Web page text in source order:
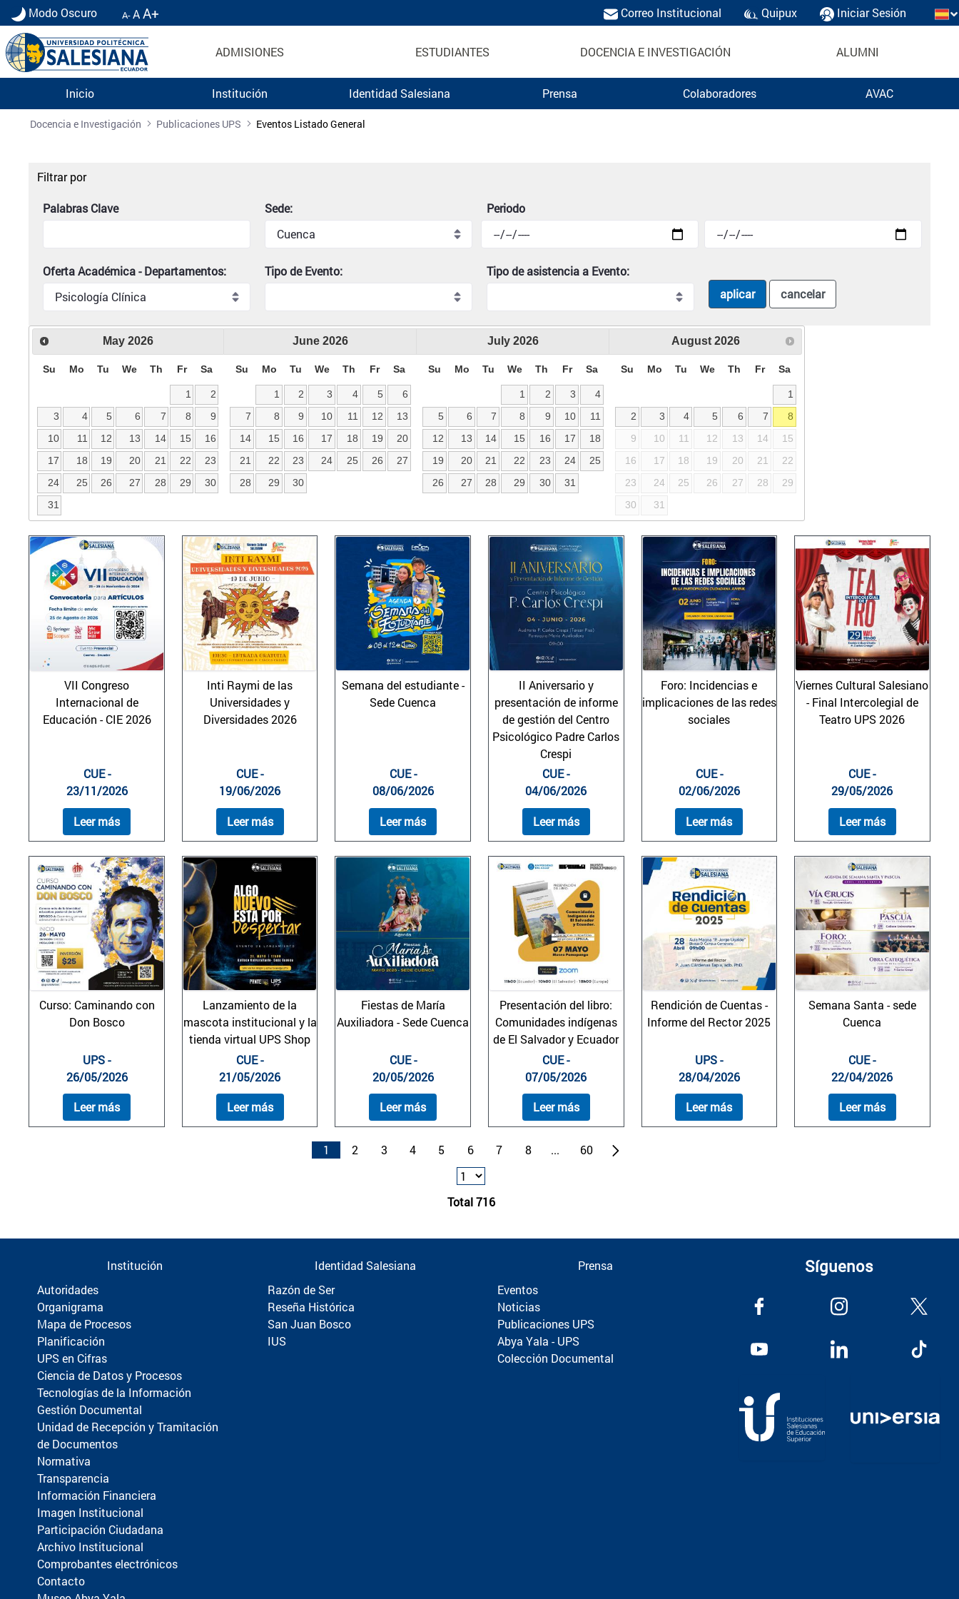
Modo Oscuro A-AA+ Correo Institucional Quipux Iniciar Sesión
ADMISIONES ESTUDIANTES DOCENCIA E INVESTIGACIÓN ALUMNI
Inicio Institución Identidad Salesiana Prensa Colaboradores AVAC
Listado de eventos universitarios | Universidad Politécnica Salesiana
Docencia e Investigación Publicaciones UPS Eventos Listado General
Filtrar por
Palabras Clave Sede: Periodo
Oferta Académica - Departamentos: Tipo de Evento:
Tipo de asistencia a Evento:
aplicar
cancelar
May 2026
Su Mo Tu We Th Fr Sa
1
2
3
4 5 6 7 8
9
10
11 12 13 14 15
16
17
18 19 20 21 22
23
24
25 26 27 28 29
30
31
June 2026
Su Mo Tu We Th Fr Sa
1 2 3 4 5
6
7
8 9 10 11 12
13
14
15 16 17 18 19
20
21
22 23 24 25 26
27
28
29 30
July 2026
Su Mo Tu We Th Fr Sa
1 2 3
4
5
6 7 8 9 10
11
12
13 14 15 16 17
18
19
20 21 22 23 24
25
26
27 28 29 30 31
August 2026
Su Mo Tu We Th Fr Sa
1
2
3 4 5 6 7
8
9
10 11 12 13 14
15
16
17 18 19 20 21
22
23
24 25 26 27 28
29
30
31
VII Congreso
Internacional de
Educación - CIE 2026
CUE -
23/11/2026
Leer más
Inti Raymi de las
Universidades y
Diversidades 2026
CUE -
19/06/2026
Leer más
Semana del estudiante -
Sede Cuenca
CUE -
08/06/2026
Leer más
II Aniversario y
presentación de informe
de gestión del Centro
Psicológico Padre Carlos
Crespi
CUE -
04/06/2026
Leer más
Foro: Incidencias e
implicaciones de las redes
sociales
CUE -
02/06/2026
Leer más
Viernes Cultural Salesiano
- Final Intercolegial de
Teatro UPS 2026
CUE -
29/05/2026
Leer más
Curso: Caminando con
Don Bosco
UPS -
26/05/2026
Leer más
Lanzamiento de la
mascota institucional y la
tienda virtual UPS Shop
CUE -
21/05/2026
Leer más
Fiestas de María
Auxiliadora - Sede Cuenca
CUE -
20/05/2026
Leer más
Presentación del libro:
Comunidades indígenas
de El Salvador y Ecuador
CUE -
07/05/2026
Leer más
Rendición de Cuentas -
Informe del Rector 2025
UPS -
28/04/2026
Leer más
Semana Santa - sede
Cuenca
CUE -
22/04/2026
Leer más
1 2 3 4 5 6 7 8 ... 60
Total 716
Institución
Autoridades
Organigrama
Mapa de Procesos
Planificación
UPS en Cifras
Ciencia de Datos y Procesos
Tecnologías de la Información
Gestión Documental
Unidad de Recepción y Tramitación
de Documentos
Normativa
Transparencia
Información Financiera
Imagen Institucional
Participación Ciudadana
Archivo Institucional
Comprobantes electrónicos
Contacto
Identidad Salesiana
Razón de Ser
Reseña Histórica
San Juan Bosco
IUS
Prensa
Eventos
Noticias
Publicaciones UPS
Abya Yala - UPS
Colección Documental
Síguenos